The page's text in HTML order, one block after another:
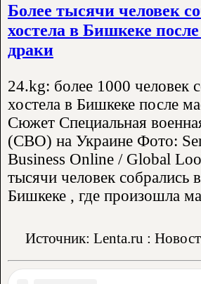
Более тысячи человек
хостела в Бишкеке
драки
24.kg: более 1000 человек
хостела в Бишкеке после
Сюжет Специальная
(СВО) на Украине Фото:
Business Online / Global
тысячи человек собрались
Бишкеке , где произошла
Источник: Lenta.ru :